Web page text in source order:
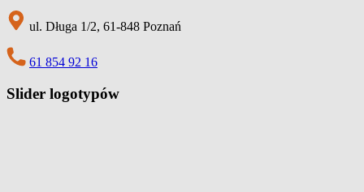
ul. Długa 1/2, 61-848 Poznań
61 854 92 16
Slider logotypów